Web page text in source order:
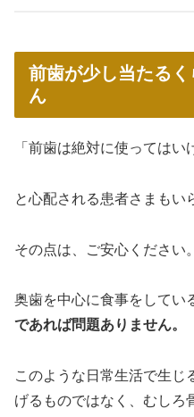
前歯が少し当たる
ん
「前歯は絶対に使ってはい
と心配される患者さまもい
その点は、ご安心ください。
奥歯を中心に食事をしてい
であれば問題ありません。
このような日常生活で生じ
げるものではなく、むしろ